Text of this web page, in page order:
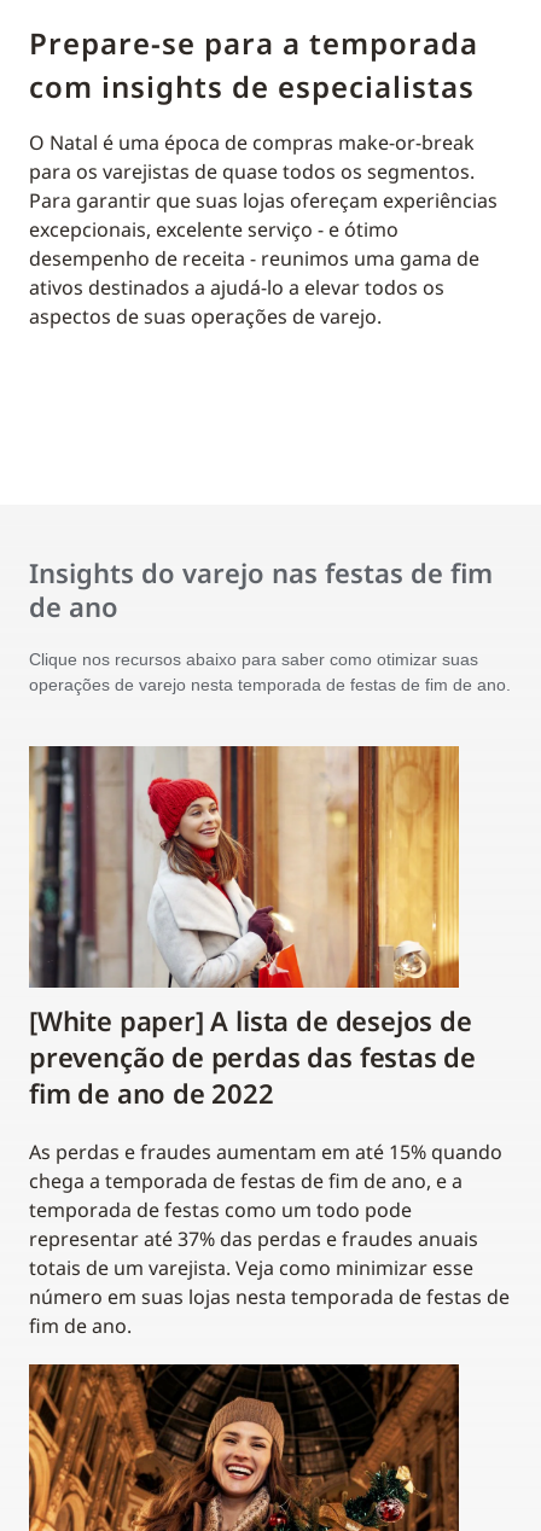
Prepare-se para a temporada
com insights de especialistas
O Natal é uma época de compras make-or-break
para os varejistas de quase todos os segmentos.
Para garantir que suas lojas ofereçam experiências
excepcionais, excelente serviço - e ótimo
desempenho de receita - reunimos uma gama de
ativos destinados a ajudá-lo a elevar todos os
aspectos de suas operações de varejo.
Insights do varejo nas festas de fim
de ano
Clique nos recursos abaixo para saber como otimizar suas
operações de varejo nesta temporada de festas de fim de ano.
[White paper] A lista de desejos de
prevenção de perdas das festas de
fim de ano de 2022
As perdas e fraudes aumentam em até 15% quando
chega a temporada de festas de fim de ano, e a
temporada de festas como um todo pode
representar até 37% das perdas e fraudes anuais
totais de um varejista. Veja como minimizar esse
número em suas lojas nesta temporada de festas de
fim de ano.